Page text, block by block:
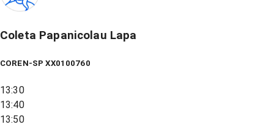
Coleta Papanicolau Lapa
COREN-SP XX0100760
13:30
13:40
13:50